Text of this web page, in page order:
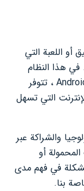
اللعبة التي
هذا النظام
الأساسي ، المعروف أيضًا باسم متجر تنزيل Android ، تتوفر
التي تسهل
والشراكة عبر
أو
مشكلة في فهم مدى